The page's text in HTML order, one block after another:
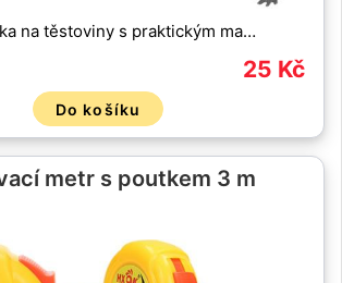
na těstoviny s praktickým ma…
25 Kč
Do košíku
metr s poutkem 3 m